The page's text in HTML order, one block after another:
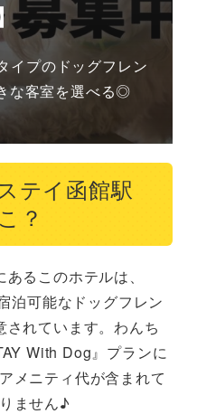
イプのドッグフレン
な客室を選べる◎
テイ函館駅
？
るこのホテルは、
泊可能なドッグフレン
されています。わんち
With Dog』プランに
メニティ代が含まれて
ません♪